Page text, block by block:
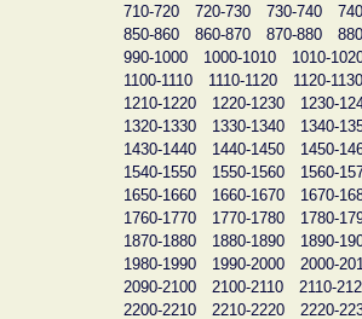
710-720
720-730 730-740
850-860
860-870 870-880
990-1000
1000-1010 1010-
1100-1110
1110-1120 1120-1130
1210-1220
1220-1230 1230-
1320-1330
1330-1340 1340-
1430-1440
1440-1450 1450-
1540-1550
1550-1560 1560-
1650-1660
1660-1670 1670-
1760-1770
1770-1780 1780-
1870-1880
1880-1890 1890-
1980-1990
1990-2000 2000-
2090-2100
2100-2110 2110-
2200-2210
2210-2220 2220-